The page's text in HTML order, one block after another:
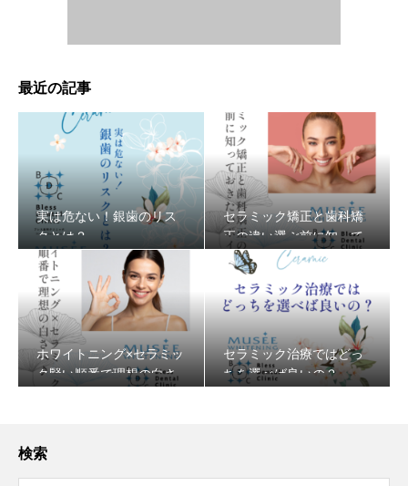
最近の記事
実は危ない！銀歯のリス
クとは？
セラミック矯正と歯科矯
正の違い選ぶ前に知って
おきたいポイント
ホワイトニング×セラミッ
ク賢い順番で理想の白さ
セラミック治療ではどっ
ちを選べば良いの？
検索